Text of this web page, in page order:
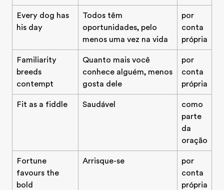
Every dog has
his day
Todos têm
oportunidades, pelo
menos uma vez na vida
por
conta
própria
Familiarity
breeds
contempt
Quanto mais você
conhece alguém, menos
gosta dele
por
conta
própria
Fit as a fiddle Saudável
como
parte
da
oração
Fortune
favours the
bold
Arrisque-se
por
conta
própria